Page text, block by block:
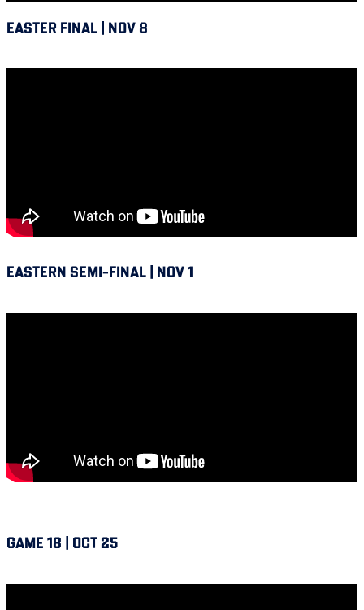
EASTER FINAL | NOV 8
EASTERN SEMI-FINAL | NOV 1
GAME 18 | OCT 25